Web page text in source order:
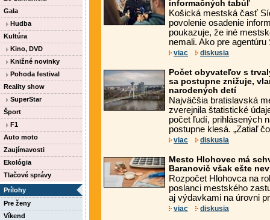
Gala
Hudba
Kultúra
Kino, DVD
Knižné novinky
Pohoda festival
Reality show
SuperStar
Šport
F1
Auto moto
Zaujímavosti
Ekológia
Tlačové správy
Prílohy
Pre ženy
Víkend
informačných tabúľ
Košická mestská časť
povolenie osadenie
poukazuje, že iné
nemali. Ako pre
viac diskusia
Počet obyvateľov s
sa postupne znižuje,
narodených detí
Najväčšia bratislavská
zverejnila štatistické
počet ľudí, prihlásených
postupne klesá. „Zatiaľ
viac diskusia
Mesto Hlohovec má
Baranovič však ešte
Rozpočet Hlohovca na
poslanci mestského
aj výdavkami na úrovni
viac diskusia